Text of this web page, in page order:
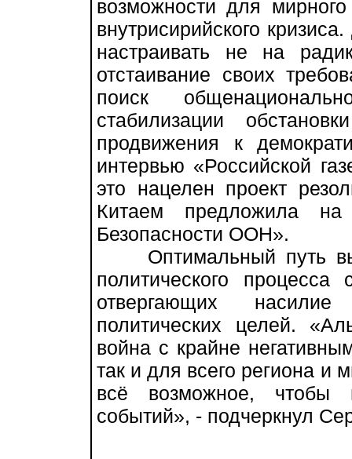
возможности для
внутрисирийского
настраивать не на
отстаивание своих
поиск
стабилизации
продвижения к
интервью «Российской
это нацелен проект
Китаем предложила на
Безопасности ООН».
Оптимальный путь
политического
отвергающих
политических целей.
война с крайне
так и для всего региона и
всё возможное, чтобы
событий», - подчеркнул